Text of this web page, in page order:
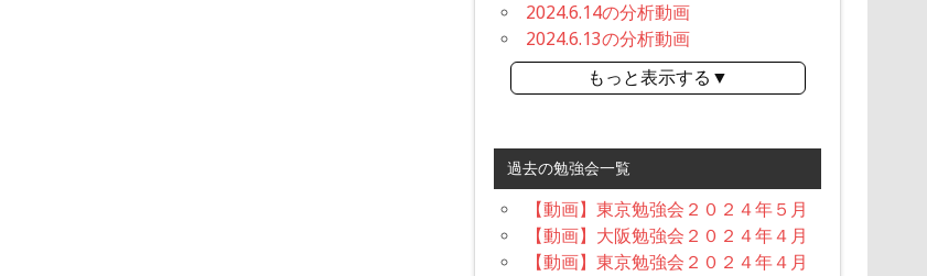
2024.6.14の分析動画
2024.6.13の分析動画
もっと表示する▼
過去の勉強会一覧
【動画】東京勉強会２０２４年５月
【動画】大阪勉強会２０２４年４月
【動画】東京勉強会２０２４年４月